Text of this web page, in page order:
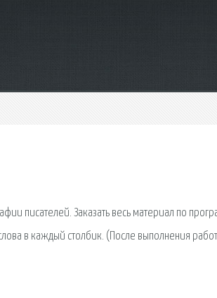
писателей. Заказать весь материал по
в каждый столбик. (После выполнения